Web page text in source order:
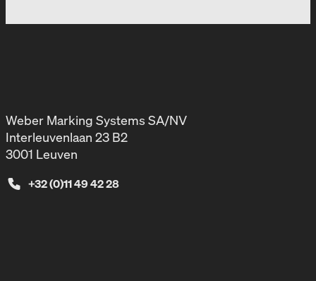
Weber Marking Systems SA/NV
Interleuvenlaan 23 B2
3001 Leuven
+32 (0)11 49 42 28